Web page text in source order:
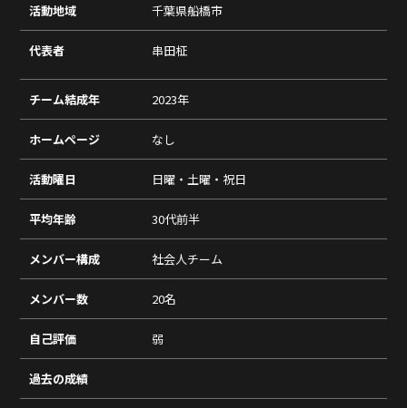
代表者 串田柾
チーム結成年 2023年
ホームページ なし
活動曜日 日曜・土曜・祝日
活動地域 千葉県船橋市
平均年齢 30代前半
メンバー構成 社会人チーム
メンバー数 20名
過去の成績
自己評価 弱